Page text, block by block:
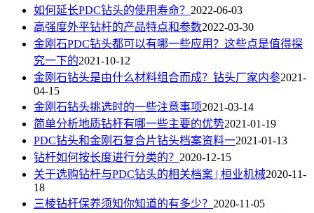
如何延长PDC钻头的使用寿命？ 2022-06-03
高强度外平钻杆的产品特点和参数2022-03-30
金刚石PDC钻头都可以有哪一些应用？这些点是值得探
究一下的2021-10-12
金刚石钻头是由什么材料组合而成？钻头厂家内参2021-
04-15
金刚石钻头挑选时的一些注意事项2021-03-14
简单分析地质钻杆有哪一些主要的优势2021-01-19
PDC钻头和金刚石复合片钻头档案资料一2021-01-13
钻杆如何按长度进行分类的？ 2020-12-15
关于选购钻杆与PDC钻头的相关档案 | 桓业机械2020-11-
18
三棱钻杆保养须知你知道的有多少？ 2020-11-05